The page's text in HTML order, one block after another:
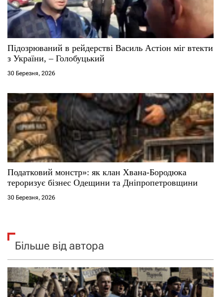
Підозрюваний в рейдерстві Василь Астіон міг втекти
з України, – Голобуцький
30 Березня, 2026
Податковий монстр»: як клан Хвана-Бородюка
тероризує бізнес Одещини та Дніпропетровщини
30 Березня, 2026
Більше від автора